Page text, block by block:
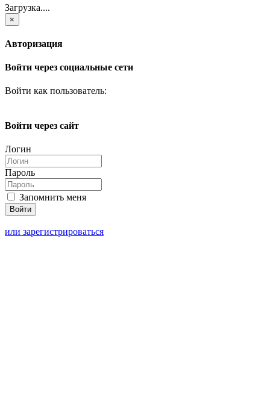
Загрузка....
×
Авторизация
Войти через социальные сети
Войти как пользователь:
Войти через сайт
Логин
Пароль
Запомнить меня
или зарегистрироваться